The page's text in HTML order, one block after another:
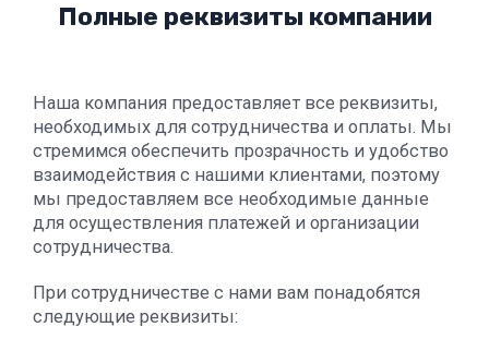
Полные реквизиты компании
Наша компания предоставляет все реквизиты,
необходимых для сотрудничества и оплаты. Мы
стремимся обеспечить прозрачность и удобство
взаимодействия с нашими клиентами, поэтому
мы предоставляем все необходимые данные
для осуществления платежей и организации
сотрудничества.
При сотрудничестве с нами вам понадобятся
следующие реквизиты: